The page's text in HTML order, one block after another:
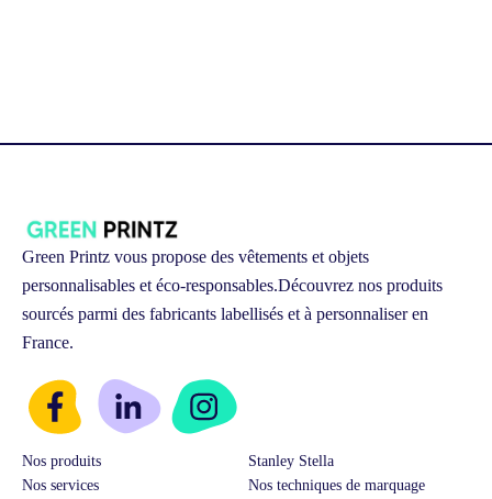
Green Printz vous propose des vêtements et objets
personnalisables et éco-responsables.Découvrez nos produits
sourcés parmi des fabricants labellisés et à personnaliser en
France.
Nos produits
Stanley Stella
Nos services
Nos techniques de marquage